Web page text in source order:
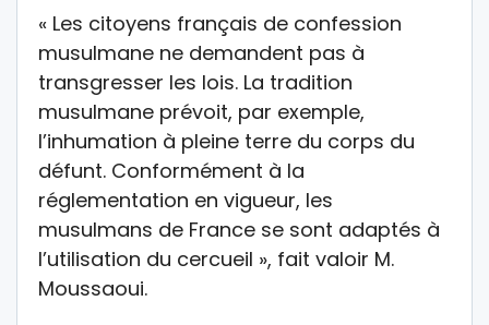
« Les citoyens français de confession
musulmane ne demandent pas à
transgresser les lois. La tradition
musulmane prévoit, par exemple,
l’inhumation à pleine terre du corps du
défunt. Conformément à la
réglementation en vigueur, les
musulmans de France se sont adaptés à
l’utilisation du cercueil », fait valoir M.
Moussaoui.